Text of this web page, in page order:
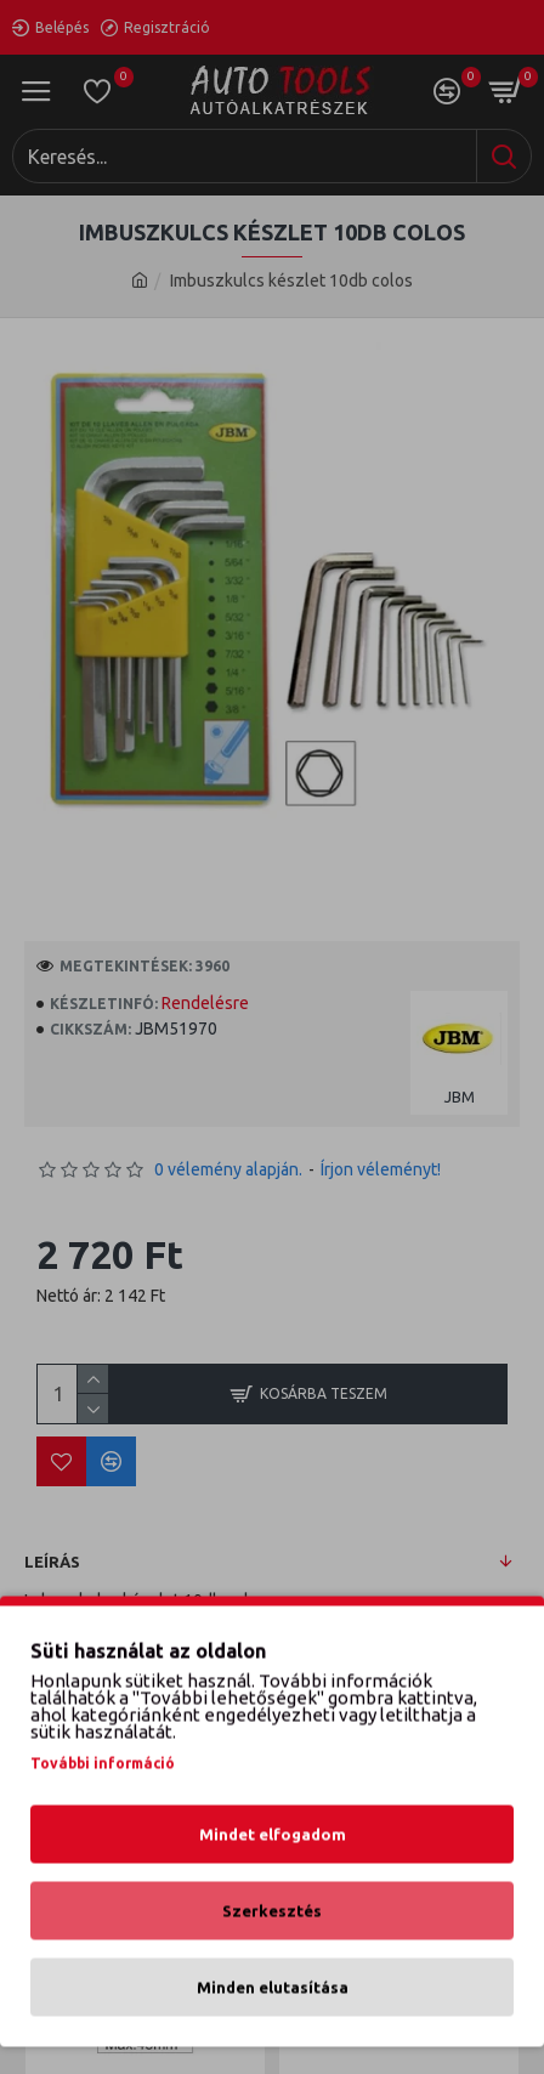
Belépés Regisztráció
0 0 0
Imbuszkulcs készlet 10db colos
IMBUSZKULCS KÉSZLET 10DB COLOS
KÉSZLETINFÓ: Rendelésre
CIKKSZÁM: JBM51970
JBM
MEGTEKINTÉSEK: 3960
0 vélemény alapján. - Írjon véleményt!
2 720 Ft
Nettó ár: 2 142 Ft
KOSÁRBA TESZEM
LEÍRÁS
Imbuszkulcs készlet 10db colos
VÉLEMÉNYEK
Süti használat az oldalon
Honlapunk sütiket használ. További információk
találhatók a "További lehetőségek" gombra kattintva,
ahol kategóriánként engedélyezheti vagy letilthatja a
sütik használatát.
További információ
Mindet elfogadom
Szerkesztés
Minden elutasítása